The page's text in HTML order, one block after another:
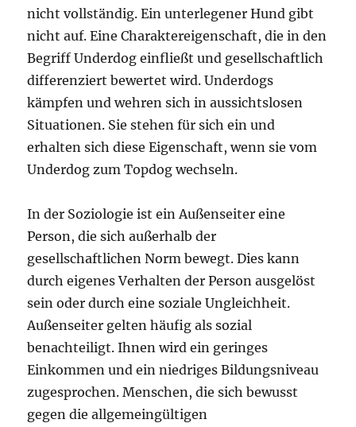
nicht vollständig. Ein unterlegener Hund gibt
nicht auf. Eine Charaktereigenschaft, die in den
Begriff Underdog einfließt und gesellschaftlich
differenziert bewertet wird. Underdogs
kämpfen und wehren sich in aussichtslosen
Situationen. Sie stehen für sich ein und
erhalten sich diese Eigenschaft, wenn sie vom
Underdog zum Topdog wechseln.
In der Soziologie ist ein Außenseiter eine
Person, die sich außerhalb der
gesellschaftlichen Norm bewegt. Dies kann
durch eigenes Verhalten der Person ausgelöst
sein oder durch eine soziale Ungleichheit.
Außenseiter gelten häufig als sozial
benachteiligt. Ihnen wird ein geringes
Einkommen und ein niedriges Bildungsniveau
zugesprochen. Menschen, die sich bewusst
gegen die allgemeingültigen